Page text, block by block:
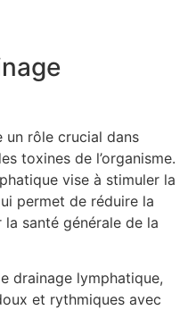
un rôle crucial dans
toxines de l’organisme.
vise à stimuler la
permet de réduire la
la santé générale de la
drainage lymphatique,
et rythmiques avec